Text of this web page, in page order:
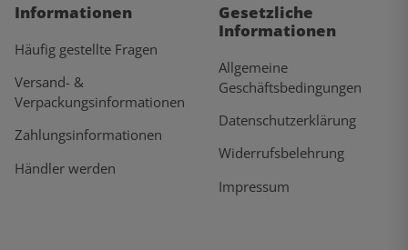
Informationen
Häufig gestellte Fragen
Versand- &
Verpackungsinformationen
Zahlungsinformationen
Händler werden
Gesetzliche
Informationen
Allgemeine
Geschäftsbedingungen
Datenschutzerklärung
Widerrufsbelehrung
Impressum